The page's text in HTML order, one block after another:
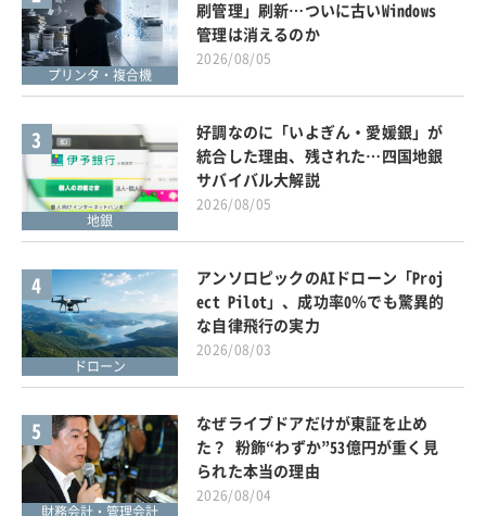
プリンタ・複合機
刷管理」刷新…ついに古いWindows
管理は消えるのか
2026/08/05
3
地銀
好調なのに「いよぎん・愛媛銀」が
統合した理由、残された…四国地銀
サバイバル大解説
2026/08/05
4
ドローン
アンソロピックのAIドローン「Proj
ect Pilot」、成功率0％でも驚異的
な自律飛行の実力
2026/08/03
5
財務会計・管理会計
なぜライブドアだけが東証を止め
た？ 粉飾“わずか”53億円が重く見
られた本当の理由
2026/08/04